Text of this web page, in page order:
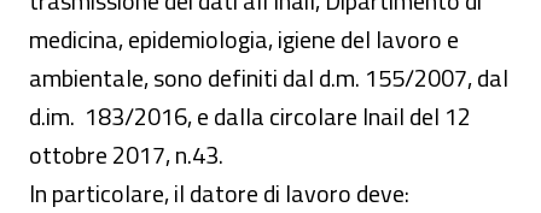
medicina, epidemiologia, igiene del lavoro e
ambientale, sono definiti dal d.m. 155/2007, dal
d.im. 183/2016, e dalla circolare Inail del 12
ottobre 2017, n.43.
In particolare, il datore di lavoro deve: